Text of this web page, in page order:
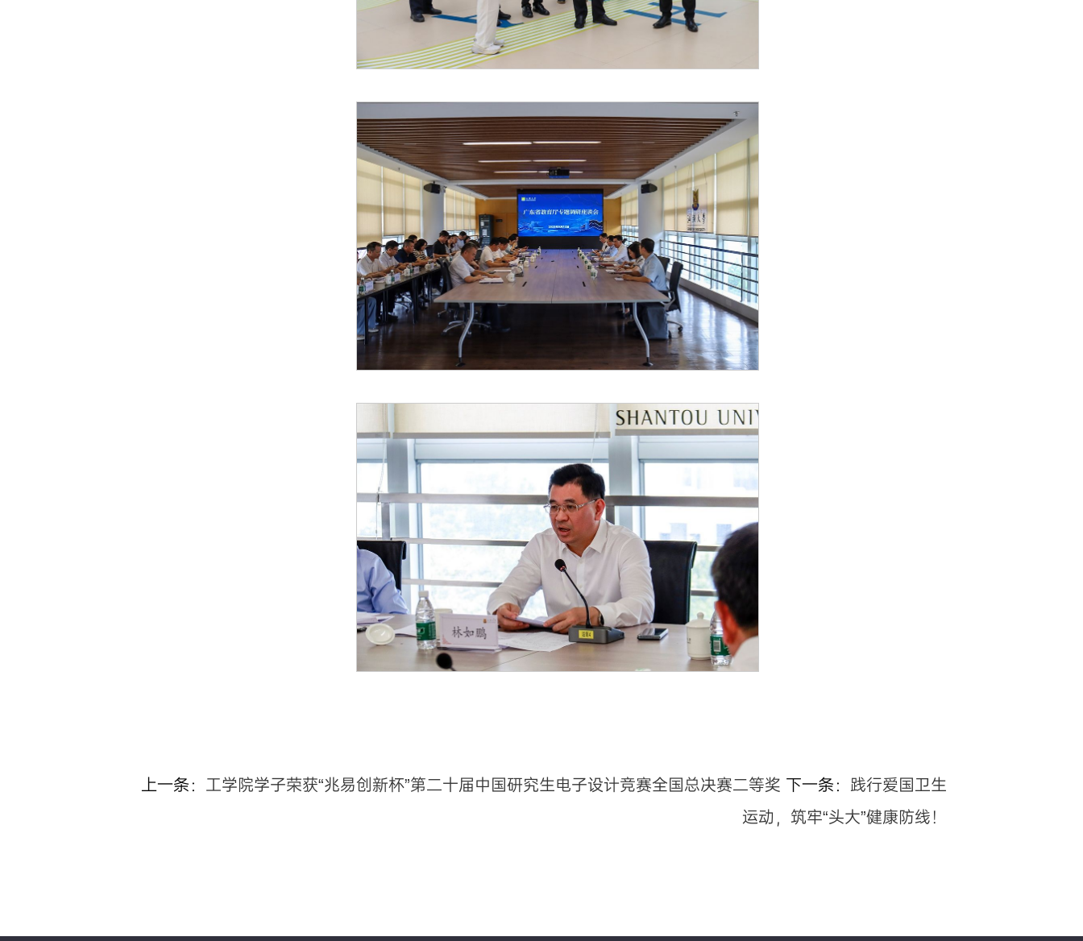
上一条： 工学院学子荣获“兆易创新杯”第二十届中国研究生电子设计竞赛全国总决赛二等奖 下一条： 践行爱国卫生
运动，筑牢“头大”健康防线！